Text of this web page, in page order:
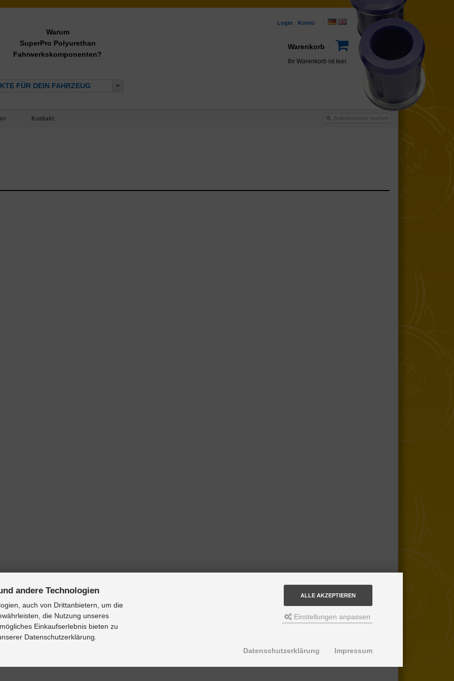
Warum
SuperPro Polyurethan
Fahrwerkskomponenten?
FÜR DEIN FAHRZEUG
Login Konto
Warenkorb
Ihr Warenkorb ist leer.
Kontakt
andere Technologien
auch von Drittanbietern, um die
die Nutzung unseres
Einkaufserlebnis bieten zu
Datenschutzerklärung.
ALLE AKZEPTIEREN
Einstellungen anpassen
Datenschutzerklärung Impressum